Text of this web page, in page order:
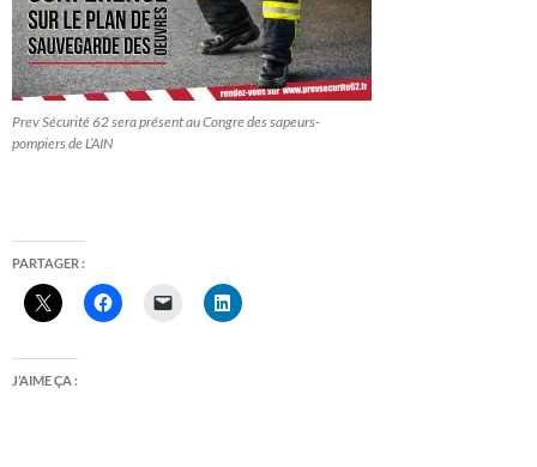
Prev Sécurité 62 sera présent au Congre des sapeurs-
pompiers de L’AIN
PARTAGER :
J’AIME ÇA :